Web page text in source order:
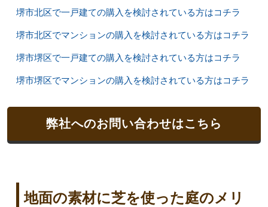
堺市北区で一戸建ての購入を検討されている方はコチラ
堺市北区でマンションの購入を検討されている方はコチラ
堺市堺区で一戸建ての購入を検討されている方はコチラ
堺市堺区でマンションの購入を検討されている方はコチラ
弊社へのお問い合わせはこちら
地面の素材に芝を使った庭のメリ